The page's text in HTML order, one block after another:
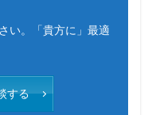
い。「貴方に」最適
する